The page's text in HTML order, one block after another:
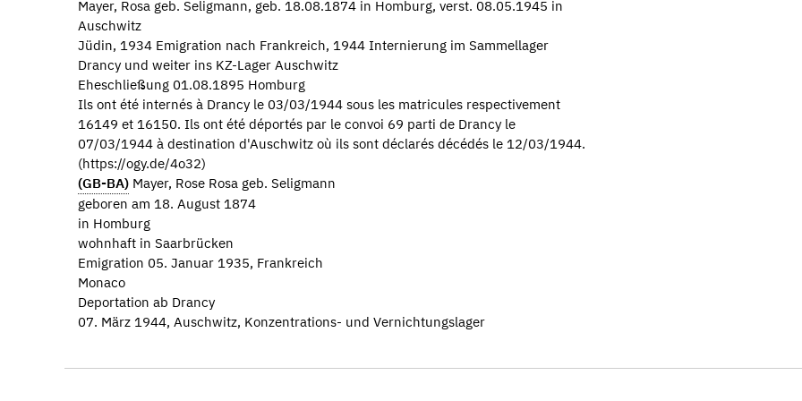
Mayer, Rosa geb. Seligmann, geb. 18.08.1874 in Homburg, verst. 08.05.1945 in
Auschwitz
Jüdin, 1934 Emigration nach Frankreich, 1944 Internierung im Sammellager
Drancy und weiter ins KZ-Lager Auschwitz
Eheschließung 01.08.1895 Homburg
Ils ont été internés à Drancy le 03/03/1944 sous les matricules respectivement
16149 et 16150. Ils ont été déportés par le convoi 69 parti de Drancy le
07/03/1944 à destination d'Auschwitz où ils sont déclarés décédés le 12/03/1944.
(https://ogy.de/4o32)
(GB-BA) Mayer, Rose Rosa geb. Seligmann
geboren am 18. August 1874
in Homburg
wohnhaft in Saarbrücken
Emigration 05. Januar 1935, Frankreich
Monaco
Deportation ab Drancy
07. März 1944, Auschwitz, Konzentrations- und Vernichtungslager